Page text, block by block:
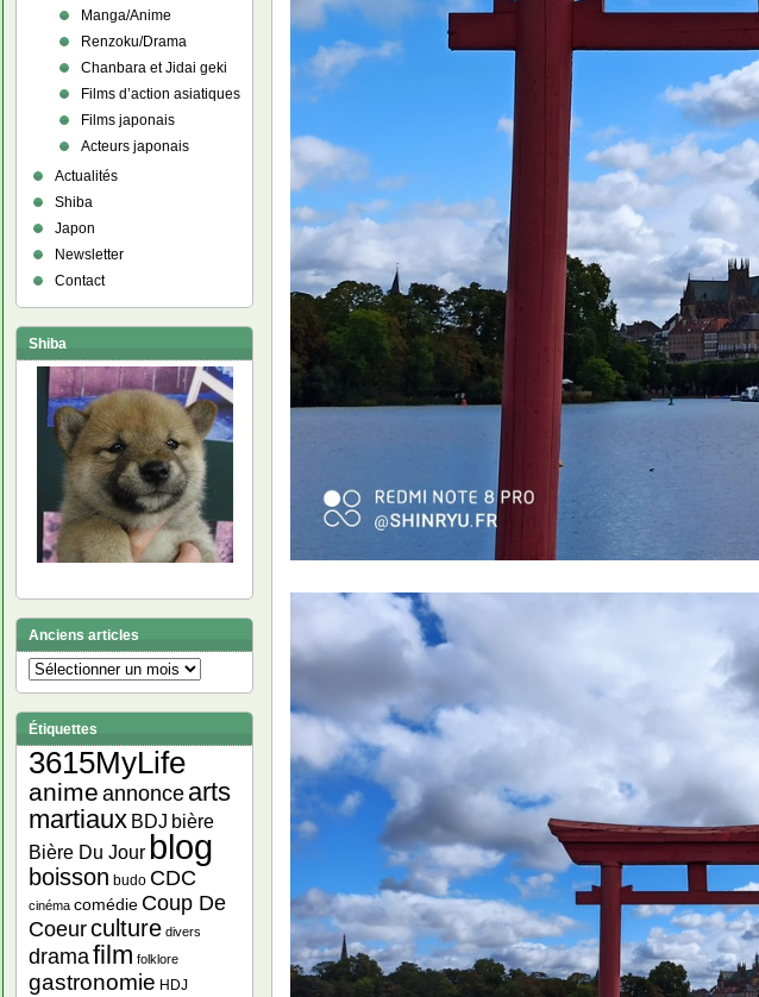
Manga/Anime
Renzoku/Drama
Chanbara et Jidai geki
Films d’action asiatiques
Films japonais
Acteurs japonais
Actualités
Shiba
Japon
Newsletter
Contact
Shiba
Anciens articles
Anciens
articles
Étiquettes
3615MyLife
anime annonce arts
martiaux BDJ bière
Bière Du Jour blog
boisson budo CDC
cinéma comédie Coup De
Coeurculture divers
dramafilm folklore
gastronomie HDJ